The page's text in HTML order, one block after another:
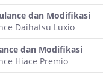
dan Modifikasi
Daihatsu Luxio
dan Modifikasi
Hiace Premio